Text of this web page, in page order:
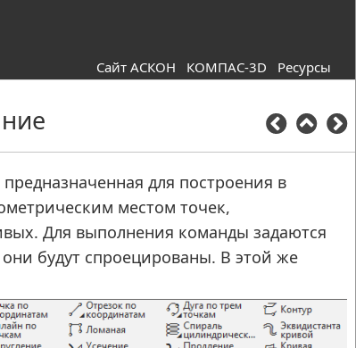
Сайт АСКОН КОМПАС-3D Ресурсы
предназначенная для построения в
местом точек,
Для выполнения команды задаются
будут спроецированы. В этой же